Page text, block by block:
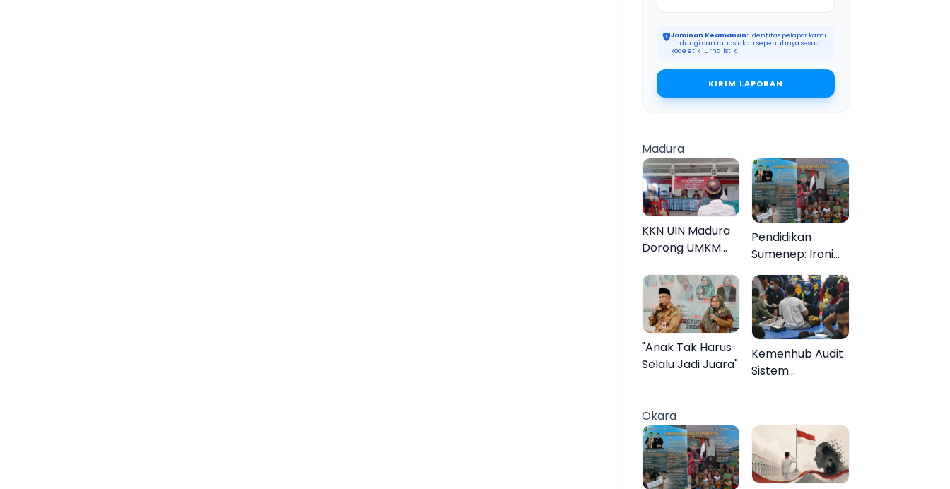
Jaminan Keamanan: Identitas pelapor kami
lindungi dan rahasiakan sepenuhnya sesuai
kode etik jurnalistik.
KIRIM LAPORAN
Madura
KKN UIN Madura
Dorong UMKM
Naik Kelas
Pendidikan
Sumenep: Ironi
13.095 Anak Tidak
Sekolah
Menyaksikan
Semarak Festival
Kalender Event
2026
"Anak Tak Harus
Selalu Jadi Juara"
Kemenhub Audit
Sistem
Mutiara Sentosa
II
Okara